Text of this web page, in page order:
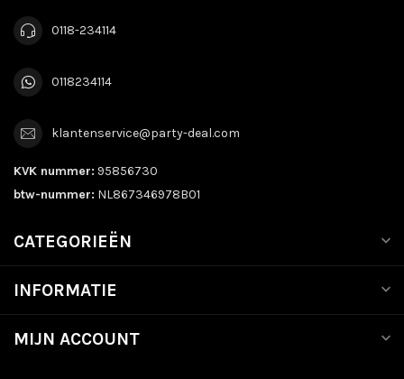
0118-234114
0118234114
klantenservice@party-deal.com
KVK nummer: 95856730
btw-nummer: NL867346978B01
CATEGORIEËN
INFORMATIE
MIJN ACCOUNT